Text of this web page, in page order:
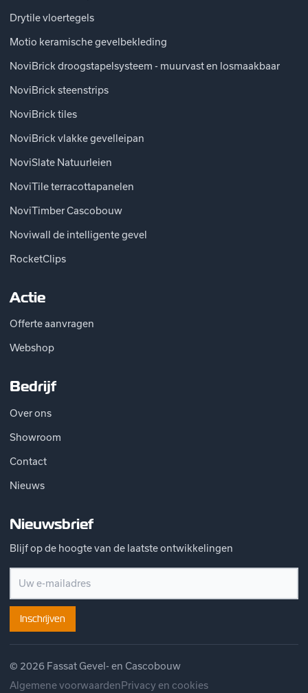
Drytile vloertegels
Motio keramische gevelbekleding
NoviBrick droogstapelsysteem - muurvast en losmaakbaar
NoviBrick steenstrips
NoviBrick tiles
NoviBrick vlakke gevelleipan
NoviSlate Natuurleien
NoviTile terracottapanelen
NoviTimber Cascobouw
Noviwall de intelligente gevel
RocketClips
Actie
Offerte aanvragen
Webshop
Bedrijf
Over ons
Showroom
Contact
Nieuws
Nieuwsbrief
Blijf op de hoogte van de laatste ontwikkelingen
Inschrijven
© 2026 Fassat Gevel- en Cascobouw
Algemene voorwaardenPrivacy en cookies